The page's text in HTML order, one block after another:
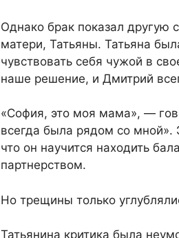
Однако брак показал другую
матери, Татьяны. Татьяна
чувствовать себя чужой в
наше решение, и Дмитрий
«София, это моя мама», —
всегда была рядом со мной».
что он научится находить
партнерством.
Но трещины только
Татьянина критика была